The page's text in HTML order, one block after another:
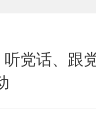
党话、跟